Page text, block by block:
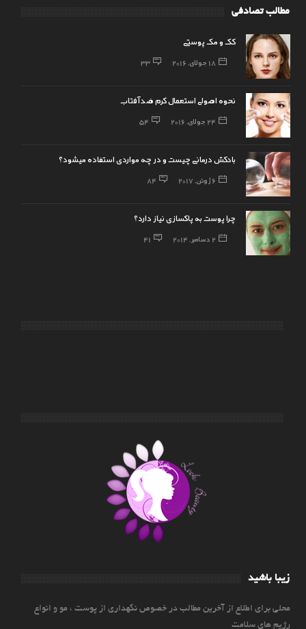
مطالب تصادفی
کک و مک پوستی
18 جولای, 2016 33
نحوه اصولی استعمال کرم ضد آفتاب
24 جولای, 2016 54
بادکش درمانی چیست و در چه مواردی استفاده میشود؟
6 ژوئن, 2017 84
چرا پوست به پاکسازی نیاز دارد؟
2 دسامبر, 2014 41
زیبا باشید
محلی برای اطلاع از آخرین مطالب در خصوص نگهداری از پوست ، مو و انواع
رژیم های سلامت